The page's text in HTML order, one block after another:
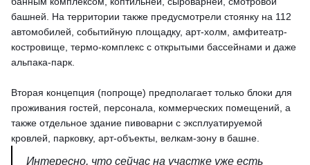
башней. На территории также предусмотрели стоянку на 112
автомобилей, событийную площадку, арт-холм, амфитеатр-
костровище, термо-комплекс с открытыми бассейнами и даже
альпака-парк.
Вторая концепция (попроще) предполагает только блоки для
проживания гостей, персонала, коммерческих помещений, а
также отдельное здание пивоварни с эксплуатируемой
кровлей, парковку, арт-объекты, велкам-зону в башне.
Интересно, что сейчас на участке уже есть